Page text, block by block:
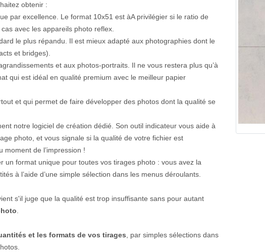
obtenir :
par excellence. Le format 10x51 est àA privilégier si le ratio de
avec les appareils photo reflex.
le plus répandu. Il est mieux adapté aux photographies dont le
et bridges).
et aux photos-portraits. Il ne vous restera plus qu’à
qui est idéal en qualité premium avec le meilleur papier
et qui permet de faire développer des photos dont la qualité se
notre logiciel de création dédié. Son outil indicateur vous aide à
photo, et vous signale si la qualité de votre fichier est
moment de l’impression !
un format unique pour toutes vos tirages photo : vous avez la
à l’aide d’une simple sélection dans les menus déroulants.
s'il juge que la qualité est trop insuffisante sans pour autant
.
et les formats de vos tirages, par simples sélections dans